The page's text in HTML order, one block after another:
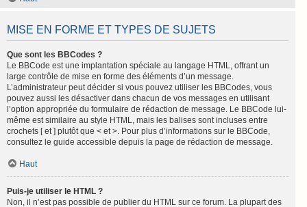
MISE EN FORME ET TYPES DE SUJETS
Que sont les BBCodes ?
Le BBCode est une implantation spéciale au langage HTML, offrant un
large contrôle de mise en forme des éléments d’un message.
L’administrateur peut décider si vous pouvez utiliser les BBCodes, vous
pouvez aussi les désactiver dans chacun de vos messages en utilisant
l’option appropriée du formulaire de rédaction de message. Le BBCode lui-
même est similaire au style HTML, mais les balises sont incluses entre
crochets [ et ] plutôt que < et >. Pour plus d’informations sur le BBCode,
consultez le guide accessible depuis la page de rédaction de message.
Haut
Puis-je utiliser le HTML ?
Non, il n’est pas possible de publier du HTML sur ce forum. La plupart des